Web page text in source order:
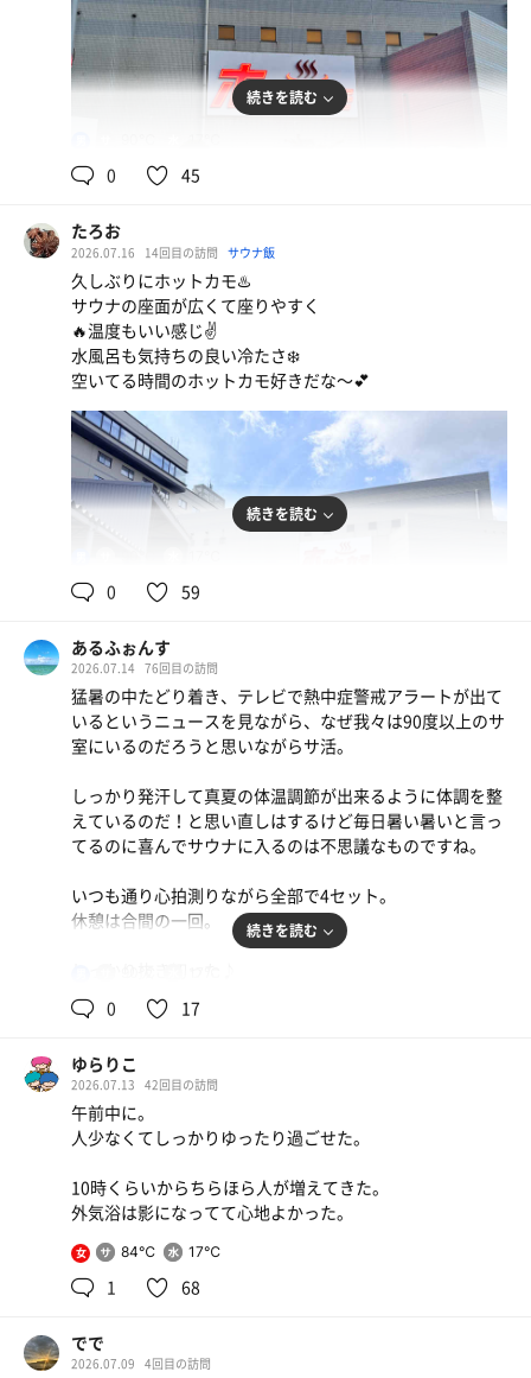
ご飯食べたり、オロポ飲もうと思ったけど、しまって17時
かららしい。
だからググって、西条の町？
美術館で食べてたから今から帰ろう。
頑張って帰ります。😊🙏
３セット
続きを読む
0 45
たろお
2026.07.16 14回目の訪問 サウナ飯
久しぶりにホットカモ♨️
サウナの座面が広くて座りやすく
🔥温度もいい感じ✌️
水風呂も気持ちの良い冷たさ❄️
空いてる時間のホットカモ好きだな〜💕
続きを読む
0 59
あるふぉんす
2026.07.14 76回目の訪問
猛暑の中たどり着き、テレビで熱中症警戒アラートが出て
いるというニュースを見ながら、なぜ我々は90度以上のサ
室にいるのだろうと思いながらサ活。
しっかり発汗して真夏の体温調節が出来るように体調を整
えているのだ！と思い直しはするけど毎日暑い暑いと言っ
てるのに喜んでサウナに入るのは不思議なものですね。
いつも通り心拍測りながら全部で4セット。
休憩は合間の一回。
水
続きを読む
0 17
ゆらりこ
2026.07.13 42回目の訪問
午前中に。
人少なくてしっかりゆったり過ごせた。
10時くらいからちらほら人が増えてきた。
外気浴は影になってて心地よかった。
女 84℃ 17℃
1 68
でで
2026.07.09 4回目の訪問